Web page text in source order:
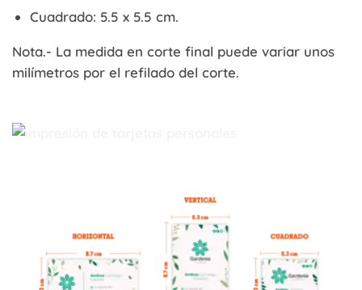
Cuadrado: 5.5 x 5.5 cm.
Nota.- La medida en corte final puede variar unos
milímetros por el refilado del corte.